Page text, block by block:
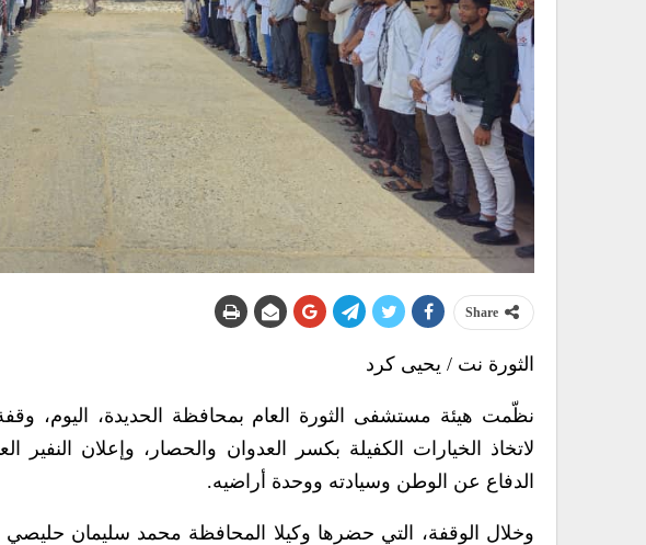
Share
الثورة نت / يحيى كرد
نظّمت هيئة مستشفى الثورة العام بمحافظة الحديدة، اليوم،
لاتخاذ الخيارات الكفيلة بكسر العدوان والحصار، وإعلان النفير
الدفاع عن الوطن وسيادته ووحدة أراضيه.
وخلال الوقفة، التي حضرها وكيلا المحافظة محمد سليمان